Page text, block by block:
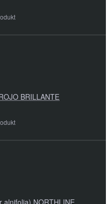
BRILLANTE
alnifolia) NORTHLINE